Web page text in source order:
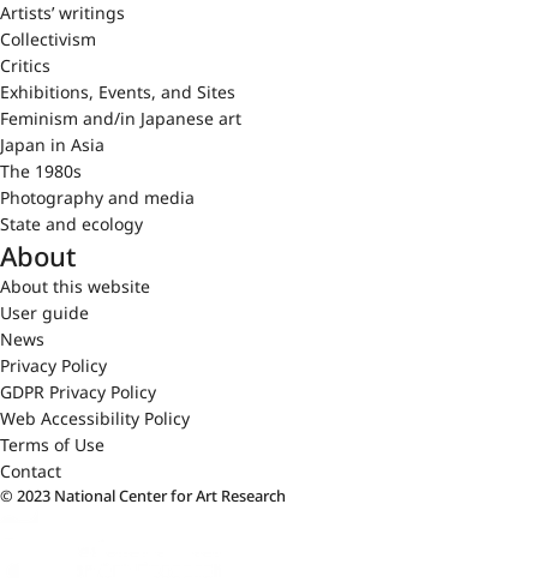
Artists’ writings
Collectivism
Critics
Exhibitions, Events, and Sites
Feminism and/in Japanese art
Japan in Asia
The 1980s
Photography and media
State and ecology
About
About this website
User guide
News
Privacy Policy
GDPR Privacy Policy
Web Accessibility Policy
Terms of Use
Contact
© 2023 National Center for Art Research